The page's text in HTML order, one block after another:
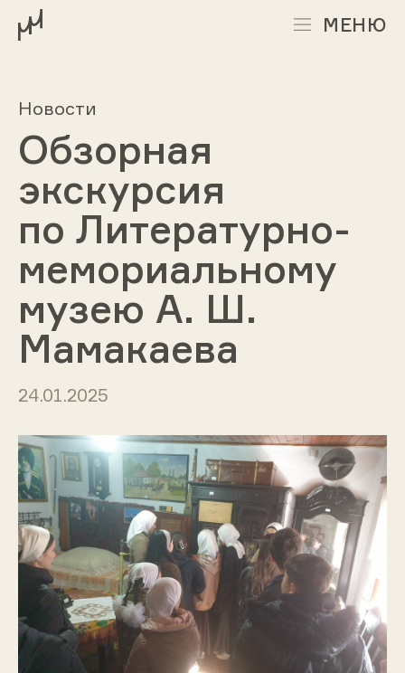
МЕНЮ
Новости
Обзорная
экскурсия
по Литературно-
мемориальному
музею А. Ш.
Мамакаева
24.01.2025